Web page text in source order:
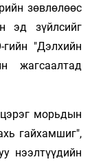
зөвлөлөөс
эд зүйлсийг
"Дэлхийн
жагсаалтад
морьдын
гайхамшиг",
нээлтүүдийн